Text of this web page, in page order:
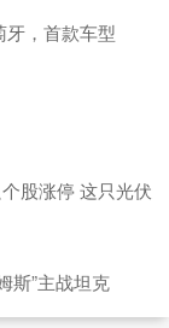
牙，首款车型
股涨停 这只光伏
斯”主战坦克